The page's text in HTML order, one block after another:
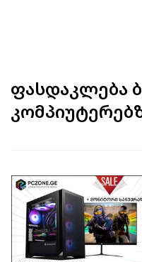
ფასდაკლება